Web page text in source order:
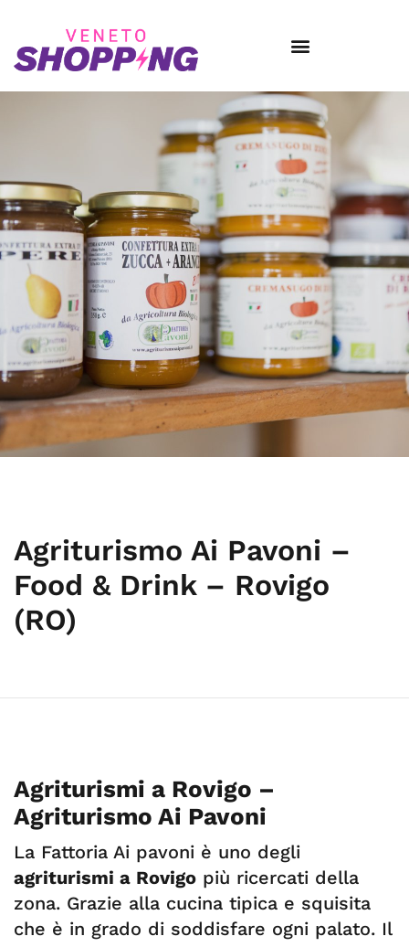
Agriturismo Ai Pavoni –
Food & Drink – Rovigo
(RO)
Agriturismi a Rovigo –
Agriturismo Ai Pavoni
La Fattoria Ai pavoni è uno degli
agriturismi a Rovigo più ricercati della
zona. Grazie alla cucina tipica e squisita
che è in grado di soddisfare ogni palato. Il